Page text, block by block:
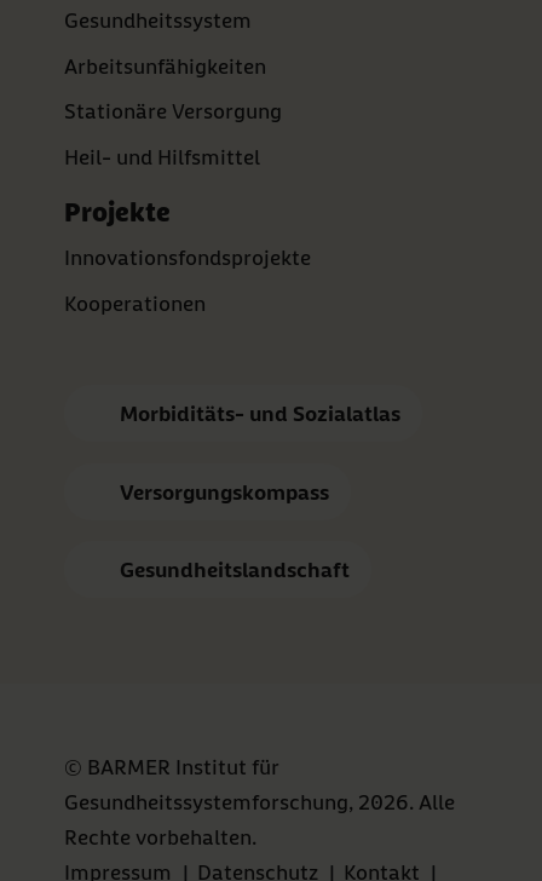
Gesundheitssystem
Arbeitsunfähigkeiten
Stationäre Versorgung
Heil- und Hilfsmittel
Projekte
Innovationsfondsprojekte
Kooperationen
Morbiditäts- und Sozialatlas
Versorgungskompass
Gesundheitslandschaft
© BARMER Institut für
Gesundheitssystemforschung, 2026. Alle
Rechte vorbehalten.
Impressum | Datenschutz | Kontakt |